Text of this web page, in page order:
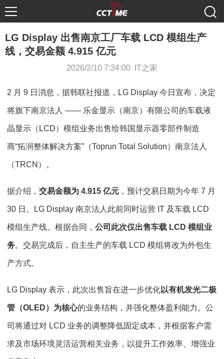
LG Display 出售南京工厂车载 LCD 模组生产
线，交易金额 4.915 亿元
2026/2/10 7:34:00 IT之家
2 月 9 日消息，据韩联社报道，LG Display 今日宣布，决定
将旗下南京法人 —— 乐金显示（南京）有限公司的车载液
晶显示（LCD）模组业务出售给韩国显示器零部件制造
商“拓润整体解决方案”（Toprun Total Solution）南京法人
（TRCN）。
据介绍， 交易金额为 4.915 亿元 ，预计交易日期为今年 7 月
30 日。LG Display 南京法人此前同时运营 IT 及车载 LCD
模组生产线。根据合同， 公司此次仅出售车载 LCD 模组业
务。交易完成后，自主生产的车载 LCD 模组将改为外包生
产方式。
LG Display 表示，此次出售旨在进一步优化以有机发光二极
管（OLED）为核心的业务结构，并强化整体盈利能力。公
司将通过对 LCD 业务的调整降低固定成本，并根据客户需
求及市场环境灵活运营相关业务，以提升工作效率、增强业